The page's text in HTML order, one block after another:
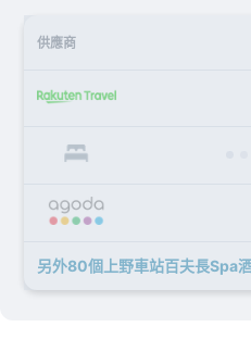
供應商
另外80個上野車站百夫長Spa